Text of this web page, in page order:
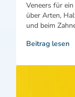
Veneers für
über Arten,
und beim
Beitrag lesen